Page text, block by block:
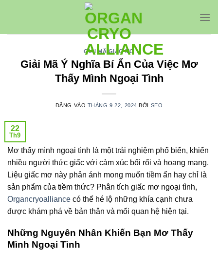
GIẢI MÃ GIẤC MƠ
Giải Mã Ý Nghĩa Bí Ẩn Của Việc Mơ
Thấy Mình Ngoại Tình
ĐĂNG VÀO THÁNG 9 22, 2024 BỞI SEO
22
Th9
Mơ thấy mình ngoại tình là một trải nghiệm phổ biến, khiến
nhiều người thức giấc với cảm xúc bối rối và hoang mang.
Liệu giấc mơ này phản ánh mong muốn tiềm ẩn hay chỉ là
sản phẩm của tiềm thức? Phân tích giấc mơ ngoại tình,
Organcryoalliance có thể hé lộ những khía cạnh chưa
được khám phá về bản thân và mối quan hệ hiện tại.
Những Nguyên Nhân Khiến Bạn Mơ Thấy
Mình Ngoại Tình